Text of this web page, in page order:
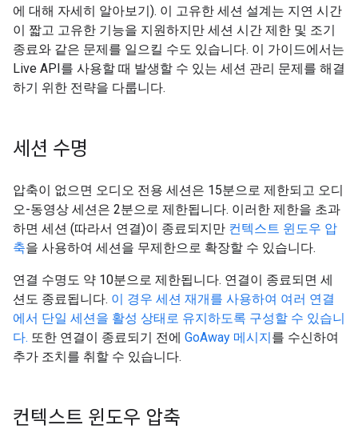
에 대해 자세히 알아보기). 이 고유한 세션 설계는 지연 시간
이 짧고 고유한 기능을 지원하지만 세션 시간 제한 및 조기
종료와 같은 문제를 일으킬 수도 있습니다. 이 가이드에서는
Live API를 사용할 때 발생할 수 있는 세션 관리 문제를 해결
하기 위한 전략을 다룹니다.
세션 수명
압축이 없으면 오디오 전용 세션은 15분으로 제한되고 오디
오-동영상 세션은 2분으로 제한됩니다. 이러한 제한을 초과
하면 세션 (따라서 연결)이 종료되지만 컨텍스트 윈도우 압
축을 사용하여 세션을 무제한으로 확장할 수 있습니다.
연결 수명도 약 10분으로 제한됩니다. 연결이 종료되면 세
션도 종료됩니다. 이 경우 세션 재개를 사용하여 여러 연결
에서 단일 세션을 활성 상태로 유지하도록 구성할 수 있습니
다. 또한 연결이 종료되기 전에 GoAway 메시지를 수신하여
추가 조치를 취할 수 있습니다.
컨텍스트 윈도우 압축